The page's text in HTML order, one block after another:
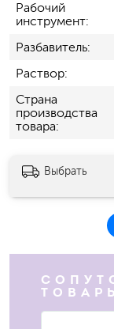
Рабочий
инструмент
Разбавитель
Раствор
Страна
производства
товара
Выбрать